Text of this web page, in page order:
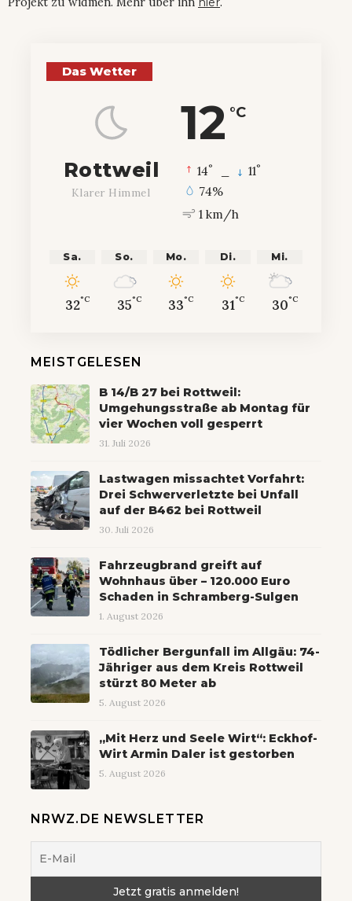
Das Wetter
12 °C
Rottweil
Klarer Himmel
14° 11°
74%
1 km/h
Sa.
32°C
So.
35°C
Mo.
33°C
Di.
31°C
Mi.
30°C
MEISTGELESEN
B 14/B 27 bei Rottweil:
Umgehungsstraße ab Montag für
vier Wochen voll gesperrt
31. Juli 2026
Lastwagen missachtet Vorfahrt:
Drei Schwerverletzte bei Unfall
auf der B462 bei Rottweil
30. Juli 2026
Fahrzeugbrand greift auf
Wohnhaus über – 120.000 Euro
Schaden in Schramberg-Sulgen
1. August 2026
Tödlicher Bergunfall im Allgäu: 74-
Jähriger aus dem Kreis Rottweil
stürzt 80 Meter ab
5. August 2026
„Mit Herz und Seele Wirt“: Eckhof-
Wirt Armin Daler ist gestorben
5. August 2026
NRWZ.DE NEWSLETTER